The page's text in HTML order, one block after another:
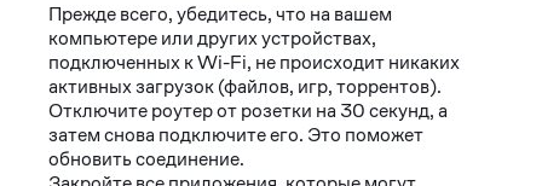
Прежде всего, убедитесь, что на вашем
компьютере или других устройствах,
подключенных к Wi-Fi, не происходит никаких
активных загрузок (файлов, игр, торрентов).
Отключите роутер от розетки на 30 секунд, а
затем снова подключите его. Это поможет
обновить соединение.